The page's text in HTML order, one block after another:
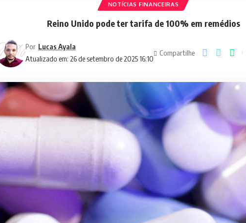
NOTÍCIAS FINANCEIRAS
Reino Unido pode ter tarifa de 100% em remédios
Atualizado em: 26 de setembro de 2025 16:10
Por Lucas Ayala
Compartilhe